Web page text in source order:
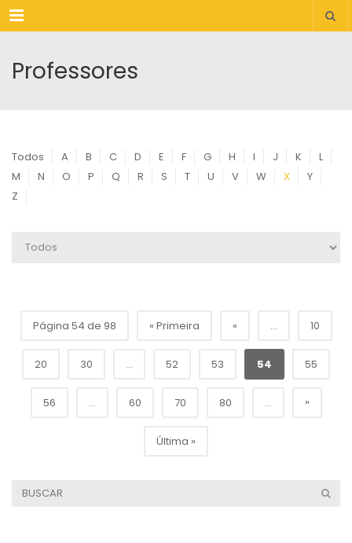
Menu
Professores
Todos A B C D E F G H I J K
L
M
N O P Q R S T U V W X
Y
Z
Página 54 de 98 « Primeira « ... 10
20 30 ... 52 53 54 55
56 ... 60 70 80 ... »
Última »